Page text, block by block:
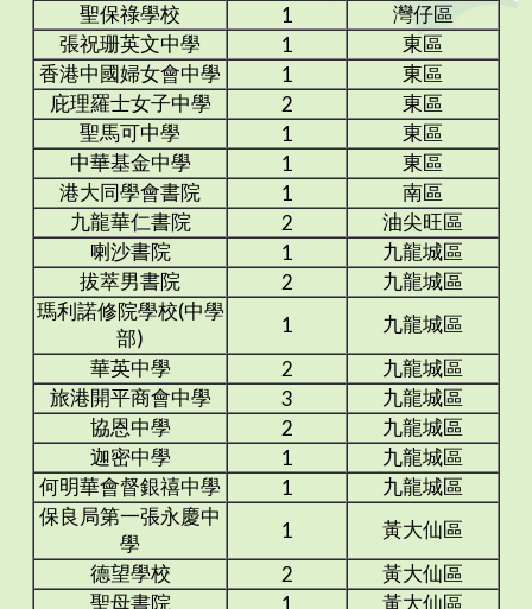
聖保祿學校
1
灣仔區
張祝珊英文中學
1
東區
香港中國婦女會中學
1
東區
庇理羅士女子中學
2
東區
聖馬可中學
1
東區
中華基金中學
1
東區
港大同學會書院
1
南區
九龍華仁書院
2
油尖旺區
喇沙書院
1
九龍城區
拔萃男書院
2
九龍城區
瑪利諾修院學校(中學
部)
1
九龍城區
華英中學
2
九龍城區
旅港開平商會中學
3
九龍城區
協恩中學
2
九龍城區
迦密中學
1
九龍城區
何明華會督銀禧中學
1
九龍城區
保良局第一張永慶中
學
1
黃大仙區
德望學校
2
黃大仙區
聖母書院
黃大仙區